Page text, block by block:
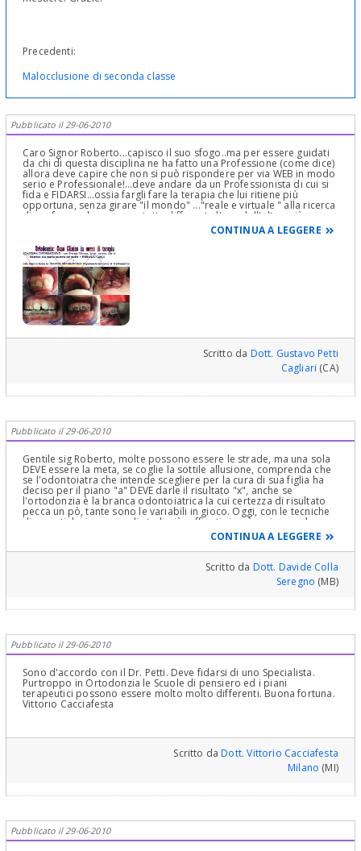
Precedenti:
Malocclusione di seconda classe
Pubblicato il 29-06-2010
Caro Signor Roberto...capisco il suo sfogo..ma per essere guidati
da chi di questa disciplina ne ha fatto una Professione (come dice)
allora deve capire che non si può rispondere per via WEB in modo
serio e Professionale!...deve andare da un Professionista di cui si
fida e FIDARSI...ossia fargli fare la terapia che lui ritiene più
opportuna, senza girare "il mondo" ..."reale e virtuale " alla ricerca
di conferme che saranno tutte differente l'una dall'altra, più o
meno ... a questo punto le dico: se vuole venire a Cagliari ci
contatti e mia figlia Dr.ssa Claudia Petti, espertissima in
Ortodonzia le darà tutti i pareri e imposterà per suo figlio la
terapia più idonea spiegandole di persona tutto...scusi se mi
faccio avanti...ma a questo punto cosa vuole che le risponda...non
potrei fare altro che ribadire che...:...che la diagnosi Ortodontica è
cosa seria e dipende da una infinità di problemi da valutare con
accurato check up ortodontico e cefalometria che misura delle
semirette che individuano dei piani e degli angoli in base a cui si fa
una diagnosi e si prospetta una terapia ortodontica ... e che è
"tavolino" dei problemi da correggere........è come una
progettazione matematica di una espressione, di un problema che
la cui soluzione è in una sequenza di espressioni , numeri e dati...e
chiedere quello che chiede lei per l'ortodonzia sarebbe come
fare tutti i "passaggi" che lo possano portare alla soluzione
Non solo non sarebbe corretto, ma non sarebbe
professionale.................Cordialmente Gustavo Petti,
Parodontologia, Implantologia, Gnatologia e Riabilitazione Orale
Completa in Casi Clinici Complessi ed Ortodonzia e Pedodonzia la
figlia Claudia Petti, in Cagliari.
CONTINUA A LEGGERE
Scritto da Dott. Gustavo Petti
Cagliari (CA)
Pubblicato il 29-06-2010
Gentile sig Roberto, molte possono essere le strade, ma una sola
DEVE essere la meta, se coglie la sottile allusione, comprenda che
se l'odontoiatra che intende scegliere per la cura di sua figlia ha
deciso per il piano "a" DEVE darle il risultato "x", anche se
l'ortodonzia è la branca odontoiatrica la cui certezza di risultato
pecca un pò, tante sono le variabili in gioco. Oggi, con le tecniche
diagnostiche in uso negli studi più raffinati si può arrivare ad una
buona previsione di fine cura. Cortesi saluti.CONTINUA A LEGGERE
Scritto da Dott. Davide Colla
Seregno (MB)
Pubblicato il 29-06-2010
Sono d'accordo con il Dr. Petti. Deve fidarsi di uno Specialista.
Purtroppo in Ortodonzia le Scuole di pensiero ed i piani
terapeutici possono essere molto molto differenti. Buona fortuna.
Vittorio Cacciafesta
Scritto daDott. Vittorio Cacciafesta
Milano (MI)
Pubblicato il 29-06-2010